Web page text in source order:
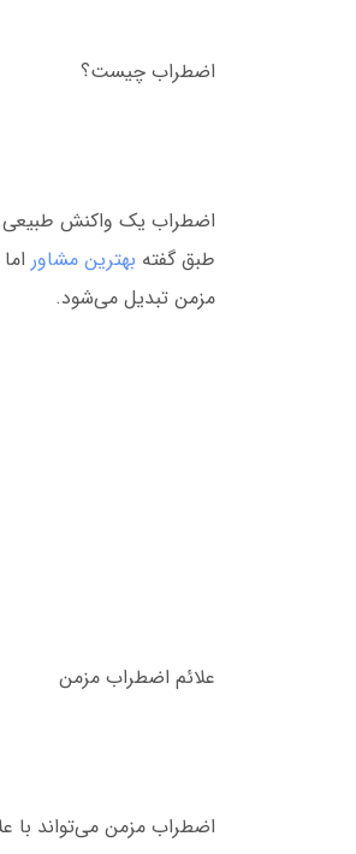
اضطراب چیست؟
اضطراب یک واکنش طبیعی
طبق گفته بهترین مشاور
مزمن تبدیل می‌شود.
علائم اضطراب مزمن
اضطراب مزمن می‌تواند با